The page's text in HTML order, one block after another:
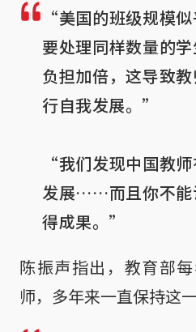
“美国的班级规模
要处理同样数量的
负担加倍，这导致
行自我发展。”
“我们发现中国教
发展……而且你不能
得成果。”
陈振声指出，教育部
师，多年来一直保持这一